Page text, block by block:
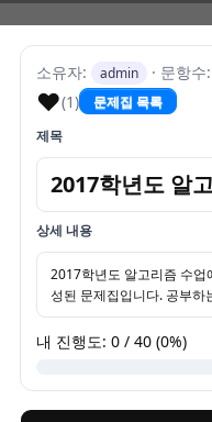
소유자: admin · 문항수:
♥(1)
문제집 목록
제목
2017학년도 알
상세 내용
2017학년도 알고리즘 수업
성된 문제집입니다. 공부하
내 진행도: 0 / 40 (0%)